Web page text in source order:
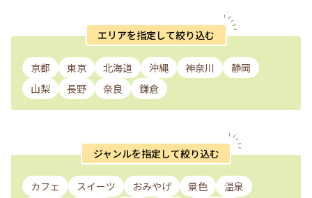
エリアを指定して絞り込む
京都 東京 北海道 沖縄 神奈川
静岡
山梨
長野 奈良 鎌倉
ジャンルを指定して絞り込む
カフェ スイーツ おみやげ 景色 温泉